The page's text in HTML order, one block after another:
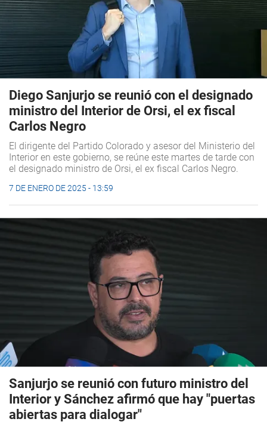
Diego Sanjurjo se reunió con el designado
ministro del Interior de Orsi, el ex fiscal
Carlos Negro
El dirigente del Partido Colorado y asesor del Ministerio del
Interior en este gobierno, se reúne este martes de tarde con
el designado ministro de Orsi, el ex fiscal Carlos Negro.
7 DE ENERO DE 2025 - 13:59
Sanjurjo se reunió con futuro ministro del
Interior y Sánchez afirmó que hay "puertas
abiertas para dialogar"